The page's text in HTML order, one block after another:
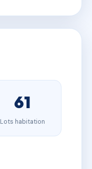
61
Lots habitation